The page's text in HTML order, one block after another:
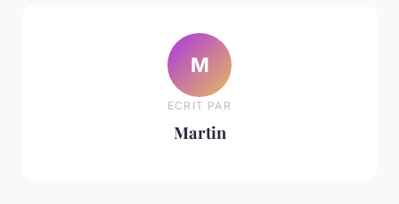
M
ECRIT PAR
Martin